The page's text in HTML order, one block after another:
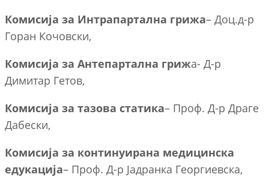
Комисија за Интрапартална грижа– Доц.д-р
Горан Кочовски,
Комисија за Антепартална грижа- Д-р
Димитар Гетов,
Комисија за тазова статика– Проф. Д-р Драге
Дабески,
Комисија за континуирана медицинска
едукација– Проф. Д-р Јадранка Георгиевска,